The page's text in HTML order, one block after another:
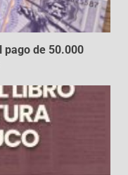
pago de 50.000